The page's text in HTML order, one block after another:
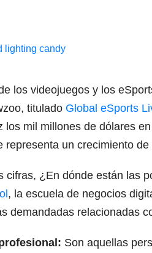
los videojuegos y los
titulado Global eSports
los mil millones de dólares
representa un crecimiento
cifras, ¿En dónde están las
, la escuela de negocios
demandadas relacionadas
Son aquellas